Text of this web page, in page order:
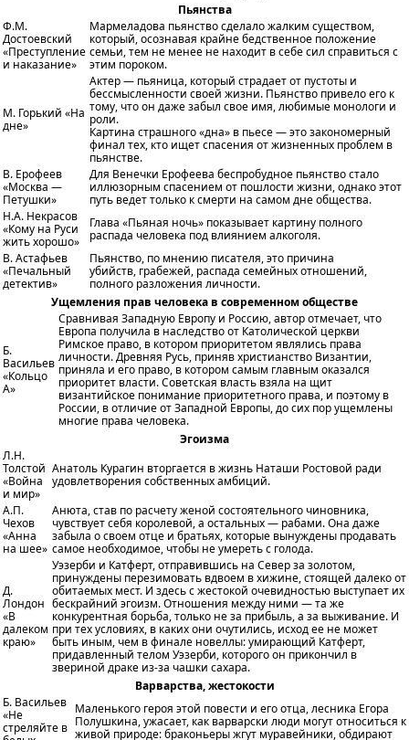
Пьянства
Ф.М.
Достоевский
«Преступление
и наказание»
Мармеладова пьянство сделало жалким существом,
который, осознавая крайне бедственное положение
семьи, тем не менее не находит в себе сил справиться с
этим пороком.
М. Горький «На
дне»
Актер — пьяница, который страдает от пустоты и
бессмысленности своей жизни. Пьянство привело его к
тому, что он даже забыл свое имя, любимые монологи и
роли.
Картина страшного «дна» в пьесе — это закономерный
финал тех, кто ищет спасения от жизненных проблем в
пьянстве.
В. Ерофеев
«Москва —
Петушки»
Для Венечки Ерофеева беспробудное пьянство стало
иллюзорным спасением от пошлости жизни, однако этот
путь ведет только к смерти на самом дне общества.
Н.А. Некрасов
«Кому на Руси
жить хорошо»
Глава «Пьяная ночь» показывает картину полного
распада человека под влиянием алкоголя.
В. Астафьев
«Печальный
детектив»
Пьянство, по мнению писателя, это причина
убийств, грабежей, распада семейных отношений,
полного разложения личности.
Ущемления прав человека в современном обществе
Б.
Васильев
«Кольцо
А»
Сравнивая Западную Европу и Россию, автор отмечает, что
Европа получила в наследство от Католической церкви
Римское право, в котором приоритетом являлись права
личности. Древняя Русь, приняв христианство Византии,
приняла и его право, в котором самым главным оказался
приоритет власти. Советская власть взяла на щит
византийское понимание приоритетного права, и поэтому в
России, в отличие от Западной Европы, до сих пор ущемлены
многие права человека.
Эгоизма
Л.Н.
Толстой
«Война
и мир»
Анатоль Курагин вторгается в жизнь Наташи Ростовой ради
удовлетворения собственных амбиций.
А.П.
Чехов
«Анна
на шее»
Анюта, став по расчету женой состоятельного чиновника,
чувствует себя королевой, а остальных — рабами. Она даже
забыла о своем отце и братьях, которые вынуждены продавать
самое необходимое, чтобы не умереть с голода.
Д.
Лондон
«В
далеком
краю»
Уэзерби и Катферт, отправившись на Север за золотом,
принуждены перезимовать вдвоем в хижине, стоящей далеко от
обитаемых мест. И здесь с жестокой очевидностью выступает их
бескрайний эгоизм. Отношения между ними — та же
конкурентная борьба, только не за прибыль, а за выживание. И
при тех условиях, в каких они очутились, исход ее не может
быть иным, чем в финале новеллы: умирающий Катферт,
придавленный телом Уэзерби, которого он прикончил в
звериной драке из-за чашки сахара.
Варварства, жестокости
Б. Васильев
«Не
стреляйте в
Маленького героя этой повести и его отца, лесника Егора
Полушкина, ужасает, как варварски люди могут относиться к
живой природе: браконьеры жгут муравейники, обдирают